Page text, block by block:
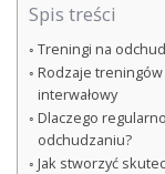
Spis treści
Treningi na
Rodzaje
interwałowy
Dlaczego
odchudzaniu?
Jak stworzyć